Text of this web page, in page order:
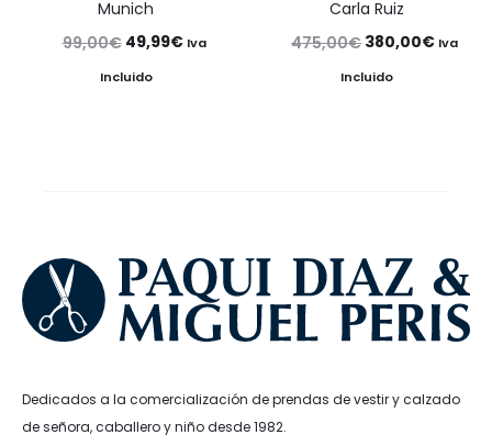
Munich
99,00€ El
precio
49,99€ElIva
Incluido
Carla Ruiz
475,00€ El
precio
380,00€ElIva
Incluido
Dedicados a la comercialización de prendas de vestir y calzado
de señora, caballero y niño desde 1982.